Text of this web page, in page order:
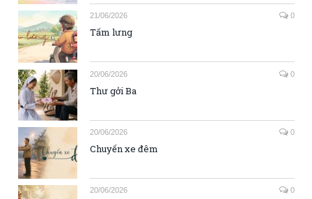
21/06/2026 0
Tấm lưng
20/06/2026 0
Thư gởi Ba
20/06/2026 0
Chuyến xe đêm
20/06/2026 0